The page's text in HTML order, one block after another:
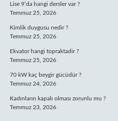
Lise 9’da hangi dersler var ?
Temmuz 25, 2026
Kimlik duygusu nedir ?
Temmuz 25, 2026
Ekvator hangi topraktadir ?
Temmuz 25, 2026
70 kW kaç beygir gücüdür ?
Temmuz 24, 2026
Kadınların kapalı olması zorunlu mu ?
Temmuz 23, 2026